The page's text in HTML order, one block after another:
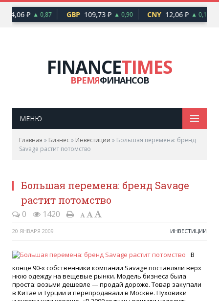
94,06 ₽ ▲ 0,87 GBP 109,73 ₽ ▲ 0,90 CNY 12,06 ₽ ▲ 0,10
FINANCETIMES
ВРЕМЯФИНАНСОВ
МЕНЮ
Главная » Бизнес» Инвестиции » Большая перемена: бренд
Savage растит потомство
Большая перемена: бренд Savage
растит потомство
0 1420
20 ЯНВАРЯ 2009 ИНВЕСТИЦИИ
В
конце 90-х собственники компании Savage поставляли верх
нюю одежду на вещевые рынки. Модель бизнеса была
проста: возьми дешевле — продай дороже. Товар закупали
в Китае и Турции и перепродавали в Москве. Пуховики